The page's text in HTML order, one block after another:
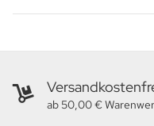
ab 50,00 €